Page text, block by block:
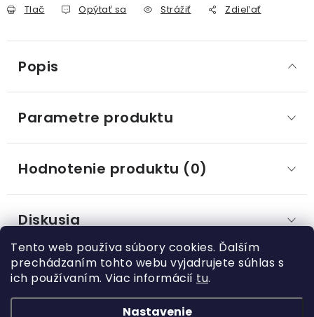
Tento web používa súbory cookies. Ďalším
prechádzaním tohto webu vyjadrujete súhlas s
ich používaním. Viac informácií tu.
Nastavenie
Tlač Opýtať sa Strážiť Zdieľať
Popis
Parametre produktu
Hodnotenie produktu (0)
Diskusia
á